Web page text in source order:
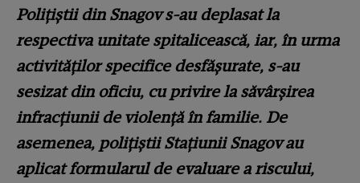
Polițiștii din Snagov s-au deplasat la
respectiva unitate spitalicească, iar, în urma
activităților specifice desfășurate, s-au
sesizat din oficiu, cu privire la săvârșirea
infracțiunii de violență în familie. De
asemenea, polițiștii Stațiunii Snagov au
aplicat formularul de evaluare a riscului,